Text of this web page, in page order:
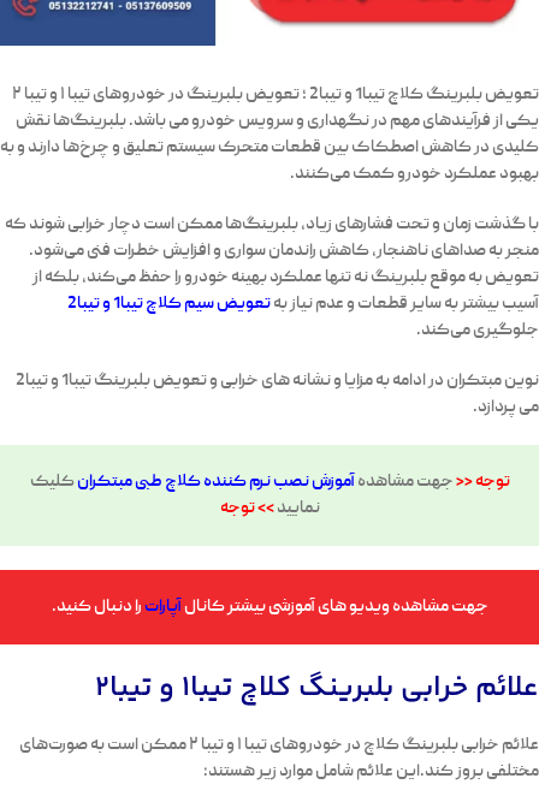
تعویض بلبرینگ کلاچ تیبا1 و تیبا2
؛ تعویض بلبرینگ در خودروهای تیبا ۱ و تیبا ۲
یکی از فرآیندهای مهم در نگهداری و سرویس خودرو می باشد.بلبرینگ‌هانقش
کلیدی در کاهش اصطکاک بین قطعات متحرک سیستم تعلیق و چرخ‌ها دارند و به
بهبود عملکرد خودرو کمک می‌کنند.
با گذشت زمان و تحت فشارهای زیاد، بلبرینگ‌ها ممکن است دچار خرابی شوند که
منجر به صداهای ناهنجار، کاهش راندمان سواری و افزایش خطرات فنی می‌شود.
تعویض به موقع بلبرینگ نه تنها عملکرد بهینه خودرو را حفظ می‌کند، بلکه از
آسیب بیشتر به سایر قطعات و عدم نیاز بهتعویض سیم کلاچ تیبا1 و تیبا2
جلوگیری می‌کند.
نوین مبتکران در ادامه به مزایا و نشانه های خرابی وتعویض بلبرینگ تیبا1 و تیبا2
می پردازد.
توجه <<جهت مشاهدهآموزش نصب نرم کننده کلاچ طبیمبتکرانکلیک
نمایید>> توجه
جهت مشاهده ویدیو های آموزشی بیشتر کانالآپارات را دنبال کنید.
علائم خرابی بلبرینگ کلاچ تیبا1 و تیبا2
علائم خرابی بلبرینگ کلاچ در خودروهای تیبا ۱ و تیبا ۲ ممکن است به صورت‌های
مختلفی بروز کند.این علائم شامل موارد زیر هستند: